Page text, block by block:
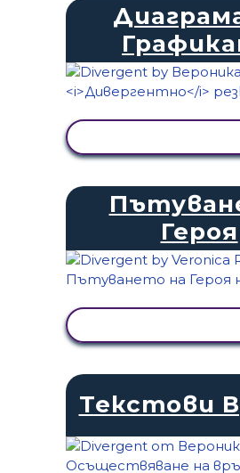
Героя
Текстови